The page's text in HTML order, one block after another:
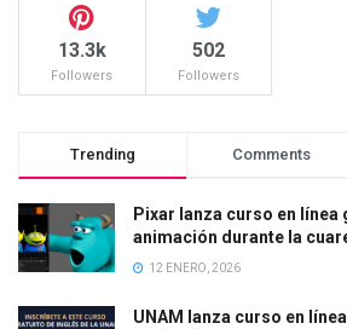
13.3k
Followers
502
Followers
Trending Comments
Pixar lanza curso en
animación durante la
12 ENERO, 2026
UNAM lanza curso en